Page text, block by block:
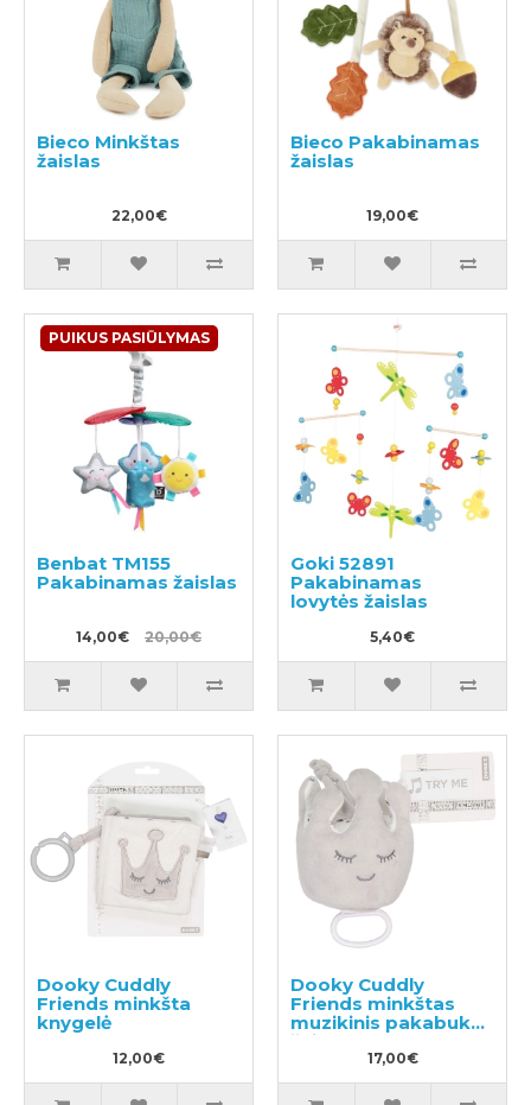
Bieco Minkštas
žaislas
22,00€
Bieco Pakabinamas
žaislas
19,00€
PUIKUS PASIŪLYMAS
Benbat TM155
Pakabinamas žaislas
14,00€ 20,00€
Goki 52891
Pakabinamas
lovytės žaislas
5,40€
Dooky Cuddly
Friends minkšta
knygelė
12,00€
Dooky Cuddly
Friends minkštas
muzikinis pakabukas
žaislas
17,00€